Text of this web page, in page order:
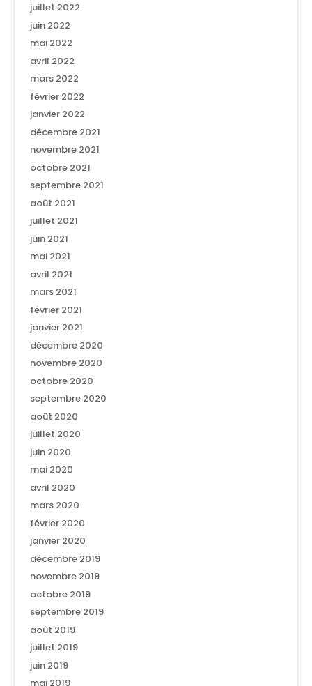
juillet 2022
juin 2022
mai 2022
avril 2022
mars 2022
février 2022
janvier 2022
décembre 2021
novembre 2021
octobre 2021
septembre 2021
août 2021
juillet 2021
juin 2021
mai 2021
avril 2021
mars 2021
février 2021
janvier 2021
décembre 2020
novembre 2020
octobre 2020
septembre 2020
août 2020
juillet 2020
juin 2020
mai 2020
avril 2020
mars 2020
février 2020
janvier 2020
décembre 2019
novembre 2019
octobre 2019
septembre 2019
août 2019
juillet 2019
juin 2019
mai 2019